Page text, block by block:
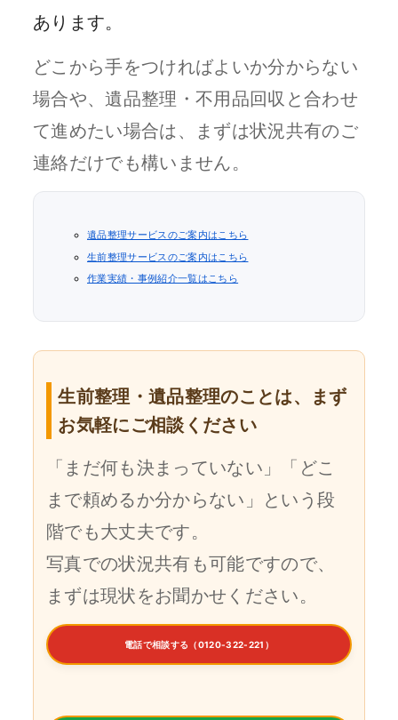
あります。
どこから手をつければよいか分からない
場合や、遺品整理・不用品回収と合わせ
て進めたい場合は、まずは状況共有のご
連絡だけでも構いません。
遺品整理サービスのご案内はこちら
生前整理サービスのご案内はこちら
作業実績・事例紹介一覧はこちら
生前整理・遺品整理のことは、まず
お気軽にご相談ください
「まだ何も決まっていない」「どこ
まで頼めるか分からない」という段
階でも大丈夫です。
写真での状況共有も可能ですので、
まずは現状をお聞かせください。
電話で相談する（0120-322-221）